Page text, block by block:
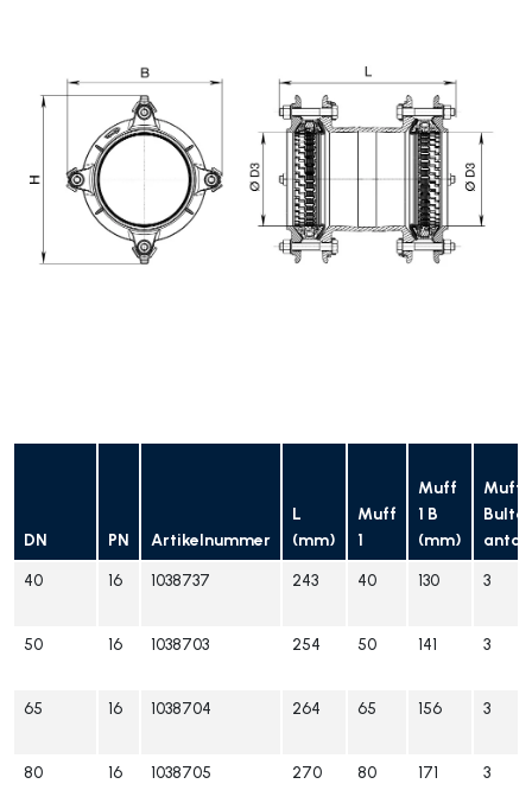
DN PN Artikelnummer
L
(mm)
Muff
1
Muff
1 B
(mm)
Muff 1
Bultar
antal
40
16 1038737 243 40 130 3
50 16 1038703 254 50 141 3
65 16 1038704 264 65 156 3
80 16 1038705 270 80 171 3